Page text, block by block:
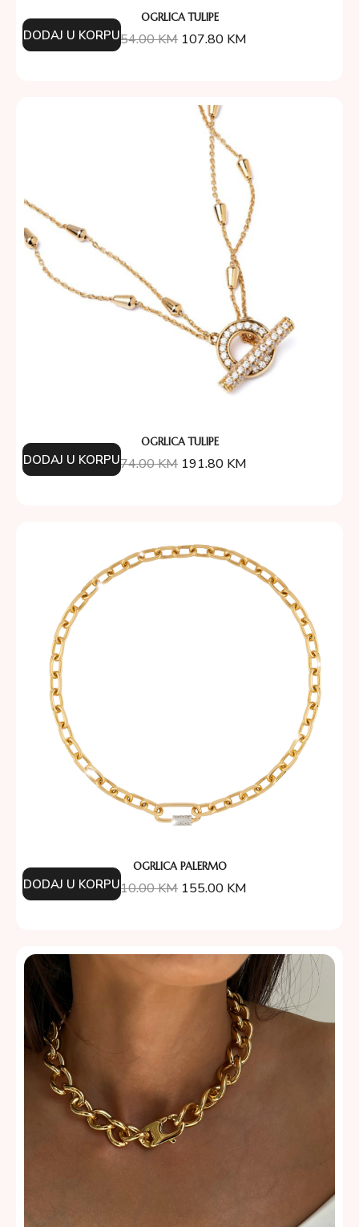
OGRLICA TULIPE
154.00KM 107.80 KM
DODAJ U KORPU
OGRLICA TULIPE
274.00KM 191.80 KM
DODAJ U KORPU
OGRLICA PALERMO
310.00KM 155.00 KM
DODAJ U KORPU